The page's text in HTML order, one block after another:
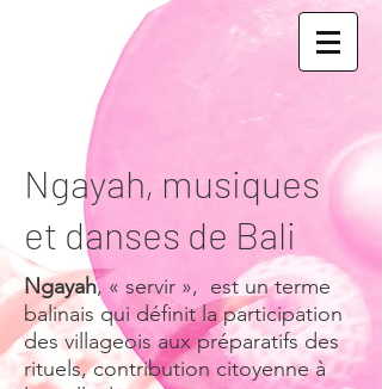
Ngayah, musiques
et danses de Bali
Ngayah, « servir », est un terme
balinais qui définit la participation
des villageois aux préparatifs des
rituels, contribution citoyenne à